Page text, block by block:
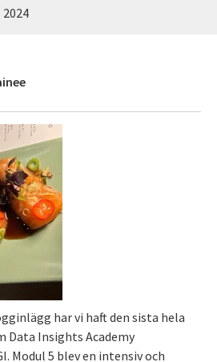
2024
har vi haft den sista hela
Data Insights Academy
Modul 5 blev en intensiv och